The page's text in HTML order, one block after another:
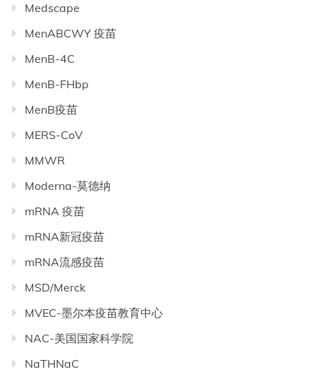
Medscape
MenABCWY 疫苗
MenB-4C
MenB-FHbp
MenB疫苗
MERS-CoV
MMWR
Moderna-莫德纳
mRNA 疫苗
mRNA新冠疫苗
mRNA流感疫苗
MSD/Merck
MVEC-墨尔本疫苗教育中心
NAC-美国国家科学院
NaTHNaC